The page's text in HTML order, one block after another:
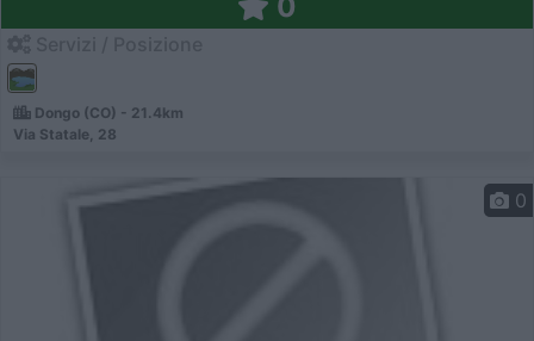
Dongo (CO) - 21.4km
Via Statale, 28
0